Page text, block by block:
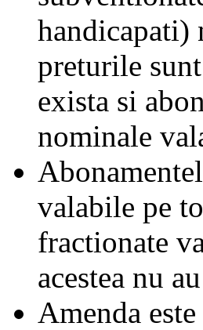
handicapati)
preturile
exista si
nominale
valabile pe
fractionate
acestea nu
Amenda